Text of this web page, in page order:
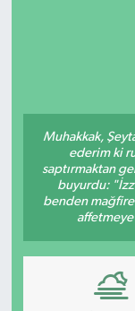
Muhakkak,
ederim ki
saptırmaktan
buyurdu:
benden